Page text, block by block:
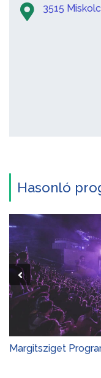
3515
Hasonló
Margitsziget